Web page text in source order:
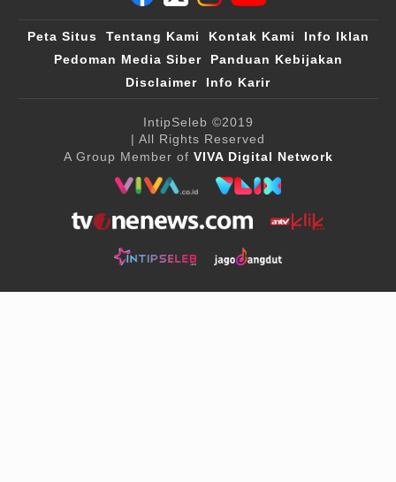
Peta Situs Tentang Kami Kontak Kami
Info Iklan
Pedoman Media Siber
Panduan Kebijakan
Disclaimer
Info Karir
IntipSeleb ©2019
| All Rights Reserved
A Group Member of VIVA Digital Network